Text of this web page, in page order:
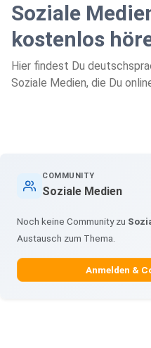
Soziale
kostenlos
Hier findest Du
Soziale Medien, die Du
COMMUNITY
Soziale Medien
Noch keine Community zu
Austausch zum Thema.
Anmelden &